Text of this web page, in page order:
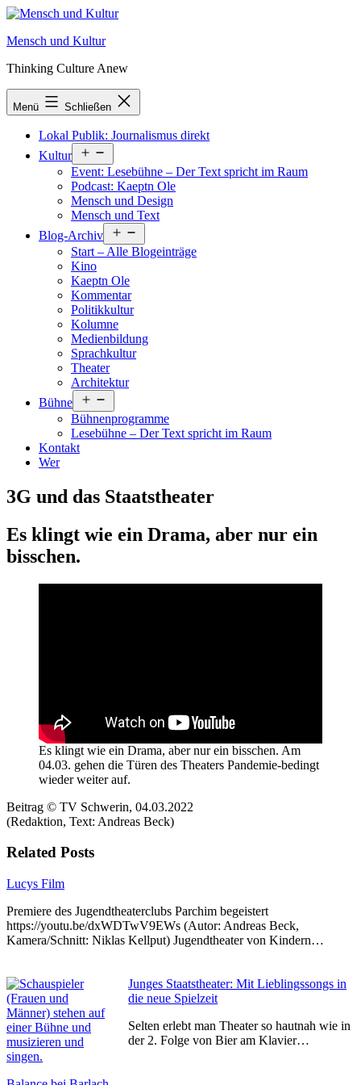
Zum
springen
Mensch und Kultur
Thinking Culture Anew
Menü Schließen
Lokal Publik: Journalismus direkt
Kultur
öffnen
Event: Lesebühne – Der Text spricht im Raum
Podcast: Kaeptn Ole
Mensch und Design
Mensch und Text
Blog-Archiv
öffnen
Start – Alle Blogeinträge
Kino
Kaeptn Ole
Kommentar
Politikkultur
Kolumne
Medienbildung
Sprachkultur
Theater
Architektur
Bühne
öffnen
Bühnenprogramme
Lesebühne – Der Text spricht im Raum
Kontakt
Wer
3G und das Staatstheater
Es klingt wie ein Drama, aber nur ein
bisschen.
Es klingt wie ein Drama, aber nur ein bisschen. Am
04.03. gehen die Türen des Theaters Pandemie-bedingt
wieder weiter auf.
Beitrag © TV Schwerin, 04.03.2022
(Redaktion, Text: Andreas Beck)
Related Posts
Lucys Film
Premiere des Jugendtheaterclubs Parchim begeistert
https://youtu.be/dxWDTwV9EWs (Autor: Andreas Beck,
Kamera/Schnitt: Niklas Kellput) Jugendtheater von Kindern…
Junges Staatstheater: Mit Lieblingssongs in
die neue Spielzeit
Selten erlebt man Theater so hautnah wie in
der 2. Folge von Bier am Klavier…